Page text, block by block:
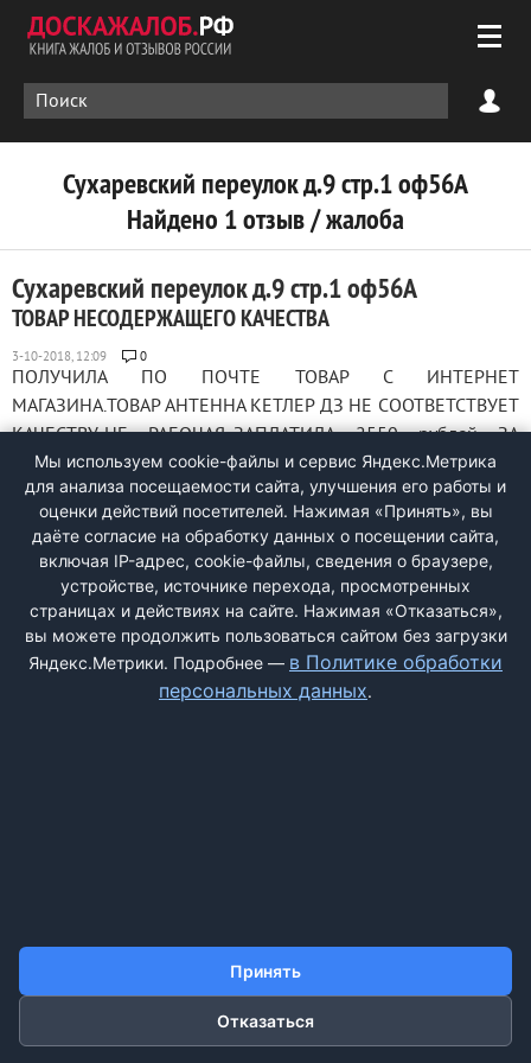
Сухаревский переулок д.9 стр.1 оф56А
Найдено 1 отзыв / жалоба
Сухаревский переулок д.9 стр.1 оф56А
ТОВАР НЕСОДЕРЖАЩЕГО КАЧЕСТВА
0
ПОЛУЧИЛА ПО ПОЧТЕ ТОВАР С ИНТЕРНЕТ
МАГАЗИНА.ТОВАР АНТЕННА КЕТЛЕР ДЗ НЕ СООТВЕТСТВУЕТ
КАЧЕСТВУ..НЕ РАБОЧАЯ..ЗАПЛАТИЛА 2550 рублей ЗА
ПУСТЫШКУ КАК ВЕРНУТЬ ДЕНЬГИ-НЕ ПРЕДСТАВЛЯЮ..Я
ПЕНСИОНЕРКА И ПЕНСИЯ МИНИМАЛЬНАЯ ...
ДОБАВИТЬ ЖАЛОБУ
КОНТАКТЫ
Мы используем cookie-файлы и сервис Яндекс.Метрика
для анализа посещаемости сайта, улучшения его работы и
оценки действий посетителей. Нажимая «Принять», вы
даёте согласие на обработку данных о посещении сайта,
включая IP-адрес, cookie-файлы, сведения о браузере,
устройстве, источнике перехода, просмотренных
страницах и действиях на сайте. Нажимая «Отказаться»,
вы можете продолжить пользоваться сайтом без загрузки
Яндекс.Метрики. Подробнее — в Политике обработки
персональных данных.
Принять
Отказаться